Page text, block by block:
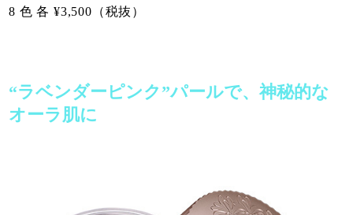
8 色 各 ¥3,500（税抜）
“ラベンダーピンク”パールで、神秘的な
オーラ肌に